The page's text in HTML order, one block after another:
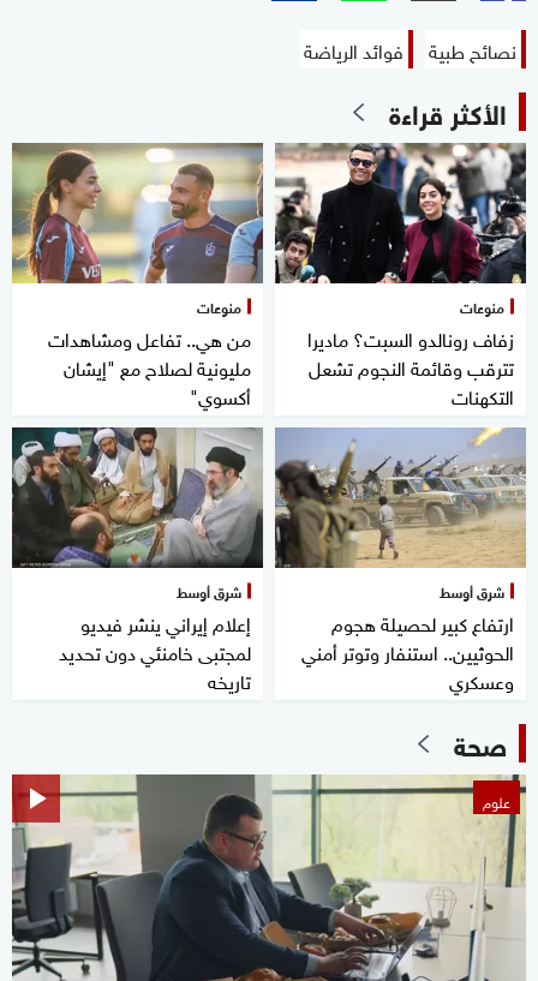
نصائح طبية فوائد الرياضة
الأكثر قراءة
منوعات
زفاف رونالدو السبت؟ ماديرا
تترقب وقائمة النجوم تشعل
التكهنات
منوعات
من هي.. تفاعل ومشاهدات
مليونية لصلاح مع "إيشان
أكسوي"
شرق أوسط
ارتفاع كبير لحصيلة هجوم
الحوثيين.. استنفار وتوتر أمني
وعسكري
شرق أوسط
إعلام إيراني ينشر فيديو
لمجتبى خامنئي دون تحديد
تاريخه
صحة
علوم